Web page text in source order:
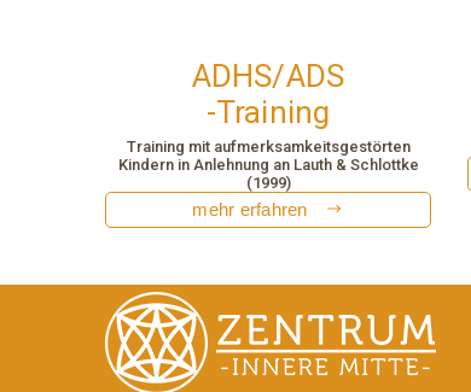
ADHS/ADS
-Training
Training mit aufmerksamkeitsgestörten
Kindern in Anlehnung an Lauth & Schlottke
(1999)
mehr erfahren